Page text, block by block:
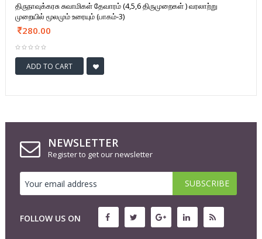
திருநாவுக்கரசு சுவாமிகள் தேவாரம் (4,5,6 திருமுறைகள் ) வரலாற்று
முறையில் மூலமும் உரையும் (பாகம்-3)
280.00
ADD TO CART
NEWSLETTER
Register to get our newsletter
FOLLOW US ON